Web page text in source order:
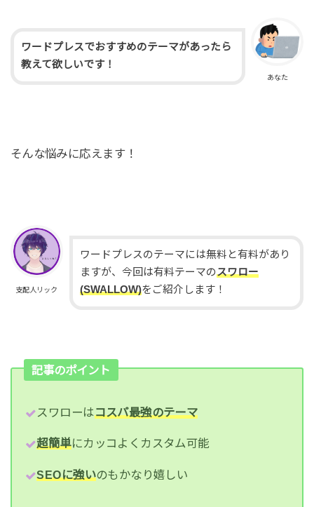
あなた
ワードプレスでおすすめのテーマがあったら
教えて欲しいです！
そんな悩みに応えます！
支配人リック
ワードプレスのテーマには無料と有料があり
ますが、今回は有料テーマのスワロー
(SWALLOW)をご紹介します！
記事のポイント
スワローはコスパ最強のテーマ
超簡単にカッコよくカスタム可能
SEOに強いのもかなり嬉しい